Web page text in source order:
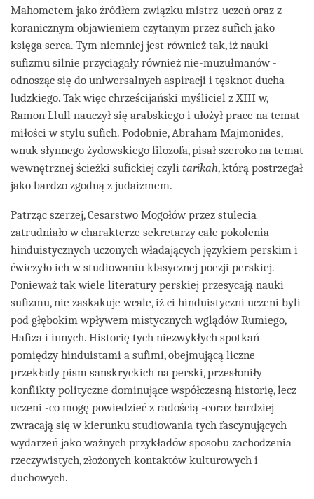
Mahometem jako źródłem związku mistrz-uczeń oraz z
koranicznym objawieniem czytanym przez sufich jako
księga serca. Tym niemniej jest również tak, iż nauki
sufizmu silnie przyciągały również nie-muzułmanów -
odnosząc się do uniwersalnych aspiracji i tęsknot ducha
ludzkiego. Tak więc chrześcijański myśliciel z XIII w,
Ramon Llull nauczył się arabskiego i ułożył prace na temat
miłości w stylu sufich. Podobnie, Abraham Majmonides,
wnuk słynnego żydowskiego filozofa, pisał szeroko na temat
wewnętrznej ścieżki sufickiej czyli tarikah, którą postrzegał
jako bardzo zgodną z judaizmem.
Patrząc szerzej, Cesarstwo Mogołów przez stulecia
zatrudniało w charakterze sekretarzy całe pokolenia
hinduistycznych uczonych władających językiem perskim i
ćwiczyło ich w studiowaniu klasycznej poezji perskiej.
Ponieważ tak wiele literatury perskiej przesycają nauki
sufizmu, nie zaskakuje wcale, iż ci hinduistyczni uczeni byli
pod głębokim wpływem mistycznych wglądów Rumiego,
Hafiza i innych. Historię tych niezwykłych spotkań
pomiędzy hinduistami a sufimi, obejmującą liczne
przekłady pism sanskryckich na perski, przesłoniły
konflikty polityczne dominujące współczesną historię, lecz
uczeni -co mogę powiedzieć z radością -coraz bardziej
zwracają się w kierunku studiowania tych fascynujących
wydarzeń jako ważnych przykładów sposobu zachodzenia
rzeczywistych, złożonych kontaktów kulturowych i
duchowych.